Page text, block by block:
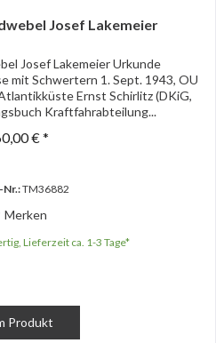
Josef Lakemeier
Josef Lakemeier Urkunde
mit Schwertern 1. Sept. 1943, OU
Ernst Schirlitz (DKiG,
Kraftfahrabteilung...
€ *
TM36882
Merken
Lieferzeit ca. 1-3 Tage*
Produkt